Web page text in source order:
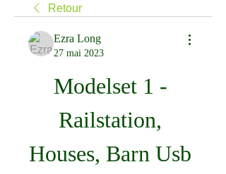
Retour
Ezra Long
27 mai 2023
Modelset 1 -
Railstation,
Houses, Barn Usb